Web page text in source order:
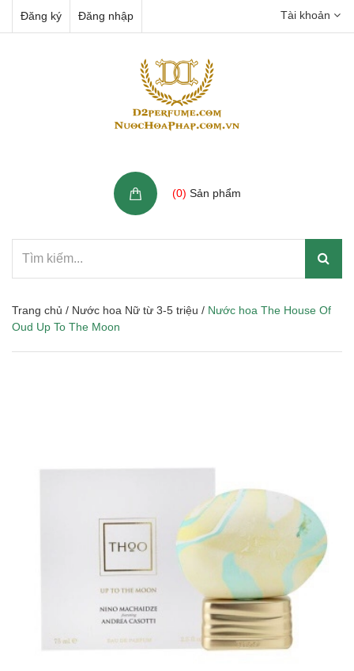
Đăng ký Đăng nhập Tài khoản
(0) Sản phẩm
Trang chủ / Nước hoa Nữ từ 3-5 triệu / Nước hoa The House Of
Oud Up To The Moon